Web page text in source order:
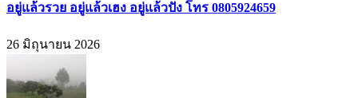
อยู่แล้วรวย อยู่แล้วเฮง อยู่แล้วปัง โทร 0805924659
26 มิถุนายน 2026